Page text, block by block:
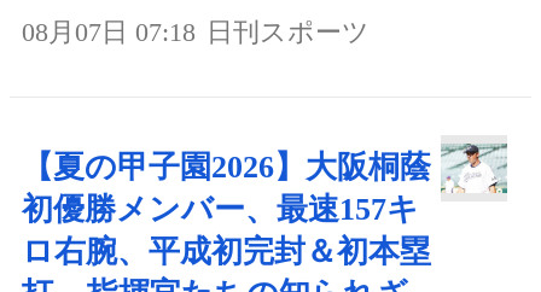
08月07日 07:18 日刊スポーツ
【夏の甲子園2026】大阪桐蔭
初優勝メンバー、最速157キ
ロ右腕、平成初完封＆初本塁